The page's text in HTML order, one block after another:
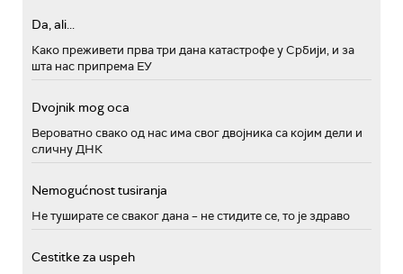
Da, ali...
Како преживети прва три дана катастрофе у Србији, и за
шта нас припрема ЕУ
Dvojnik mog oca
Вероватно свако од нас има свог двојника са којим дели и
сличну ДНК
Nemogućnost tusiranja
Не туширате се сваког дана – не стидите се, то је здраво
Cestitke za uspeh